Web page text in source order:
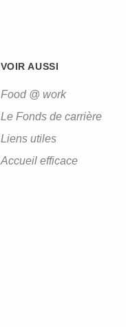
VOIR AUSSI
Food @ work
Le Fonds de carrière
Liens utiles
Accueil efficace